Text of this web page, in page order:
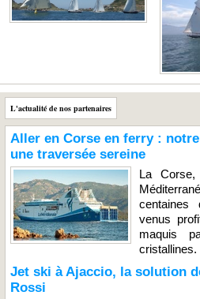
L'actualité de nos partenaires
Aller en Corse en ferry :
une traversée sereine
La
centaines
venus
maquis
cristallines.
Jet ski à Ajaccio, la solution
Rossi